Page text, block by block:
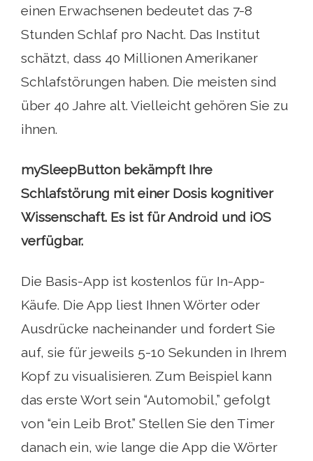
einen Erwachsenen bedeutet das 7-8
Stunden Schlaf pro Nacht. Das Institut
schätzt, dass 40 Millionen Amerikaner
Schlafstörungen haben. Die meisten sind
über 40 Jahre alt. Vielleicht gehören Sie zu
ihnen.
mySleepButton bekämpft Ihre
Schlafstörung mit einer Dosis kognitiver
Wissenschaft. Es ist für Android und iOS
verfügbar.
Die Basis-App ist kostenlos für In-App-
Käufe. Die App liest Ihnen Wörter oder
Ausdrücke nacheinander und fordert Sie
auf, sie für jeweils 5-10 Sekunden in Ihrem
Kopf zu visualisieren. Zum Beispiel kann
das erste Wort sein “Automobil,” gefolgt
von “ein Leib Brot.” Stellen Sie den Timer
danach ein, wie lange die App die Wörter